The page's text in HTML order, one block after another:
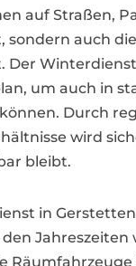
auf Straßen,
sondern auch die
Der
um auch in
Durch
wird
bleibt.
in